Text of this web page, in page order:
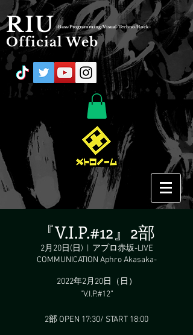
-Bass/Programming/Visual/Techno/Rock-
RIU
Official Web
『V.I.P.#12』2部
2月20日(日)
アプロ赤坂-LIVE
COMMUNICATION Aphro Akasaka-
2022年2月20日（日）
”V.I.P.#12”
2部 OPEN 17:30/ START 18:00